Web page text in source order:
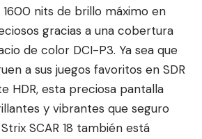
1600 nits de brillo máximo en
gracias a una cobertura
de color DCI-P3. Ya sea que
a sus juegos favoritos en SDR
HDR, esta preciosa pantalla
y vibrantes que seguro
SCAR 18 también está